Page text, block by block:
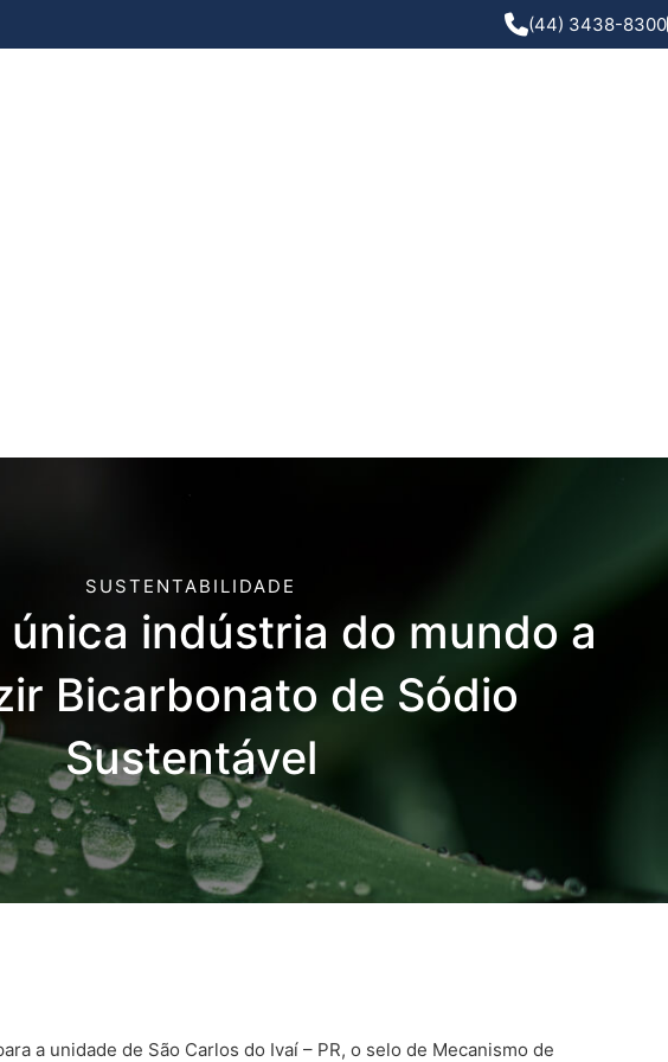
(44) 3438-8300
SUSTENTABILIDADE
única indústria do mundo a
Bicarbonato de Sódio
Sustentável
a unidade de São Carlos do Ivaí – PR, o selo de Mecanismo de